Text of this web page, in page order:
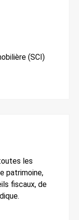
(SCI)
les
patrimoine,
fiscaux, de